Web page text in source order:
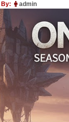
By: admin